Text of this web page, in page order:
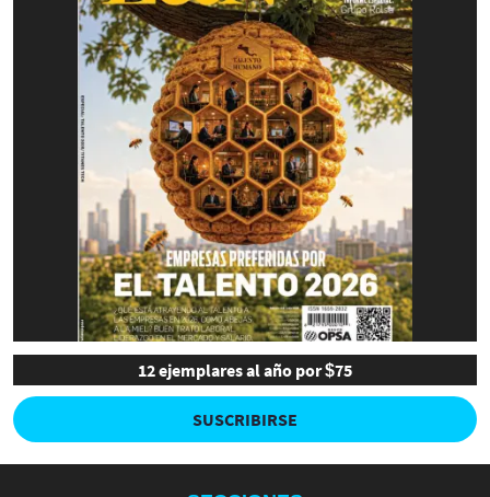
12 ejemplares al año por $75
SUSCRIBIRSE